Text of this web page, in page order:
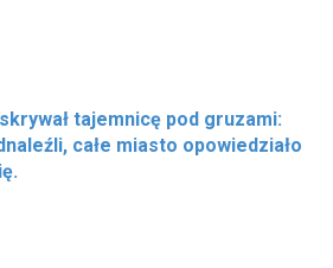
tajemnicę pod gruzami:
całe miasto opowiedziało